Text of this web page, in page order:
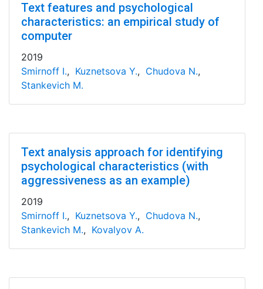
Text features and psychological
characteristics: an empirical study of
computer
2019
Smirnoff I., Kuznetsova Y., Chudova N.,
Stankevich M.
Text analysis approach for identifying
psychological characteristics (with
aggressiveness as an example)
2019
Smirnoff I., Kuznetsova Y., Chudova N.,
Stankevich M., Kovalyov A.